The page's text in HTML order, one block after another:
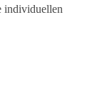
individuellen